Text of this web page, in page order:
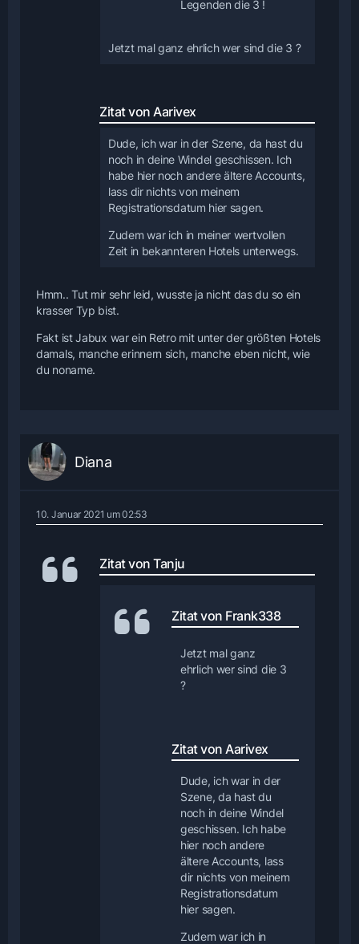
Legenden die 3 !
Jetzt mal ganz ehrlich wer sind die 3 ?
Zitat von Aarivex
Dude, ich war in der Szene, da hast du
noch in deine Windel geschissen. Ich
habe hier noch andere ältere Accounts,
lass dir nichts von meinem
Registrationsdatum hier sagen.
Zudem war ich in meiner wertvollen
Zeit in bekannteren Hotels unterwegs.
Hmm.. Tut mir sehr leid, wusste ja nicht das du so ein
krasser Typ bist.
Fakt ist Jabux war ein Retro mit unter der größten Hotels
damals, manche erinnern sich, manche eben nicht, wie
du noname.
Diana
10. Januar 2021 um 02:53
Zitat von Tanju
Zitat von Frank338
Jetzt mal ganz
ehrlich wer sind die 3
?
Zitat von Aarivex
Dude, ich war in der
Szene, da hast du
noch in deine Windel
geschissen. Ich habe
hier noch andere
ältere Accounts, lass
dir nichts von meinem
Registrationsdatum
hier sagen.
Zudem war ich in